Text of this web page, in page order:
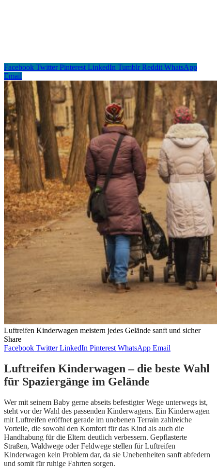
Facebook Twitter Pinterest LinkedIn Tumblr Reddit WhatsApp
Email
Luftreifen Kinderwagen meistern jedes Gelände sanft und sicher
Share
Facebook Twitter LinkedIn Pinterest WhatsApp Email
Luftreifen Kinderwagen – die beste Wahl
für Spaziergänge im Gelände
Wer mit seinem Baby gerne abseits befestigter Wege unterwegs ist,
steht vor der Wahl des passenden Kinderwagens. Ein Kinderwagen
mit Luftreifen eröffnet gerade im unebenen Terrain zahlreiche
Vorteile, die sowohl den Komfort für das Kind als auch die
Handhabung für die Eltern deutlich verbessern. Gepflasterte
Straßen, Waldwege oder Feldwege stellen für Luftreifen
Kinderwagen kein Problem dar, da sie Unebenheiten sanft abfedern
und somit für ruhige Fahrten sorgen.